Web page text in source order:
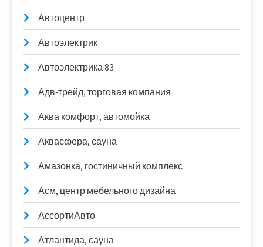
Автоцентр
Автоэлектрик
Автоэлектрика 83
Адв-трейд, торговая компания
Аква комфорт, автомойка
Аквасфера, сауна
Амазонка, гостиничный комплекс
Асм, центр мебельного дизайна
АссортиАвто
Атлантида, сауна